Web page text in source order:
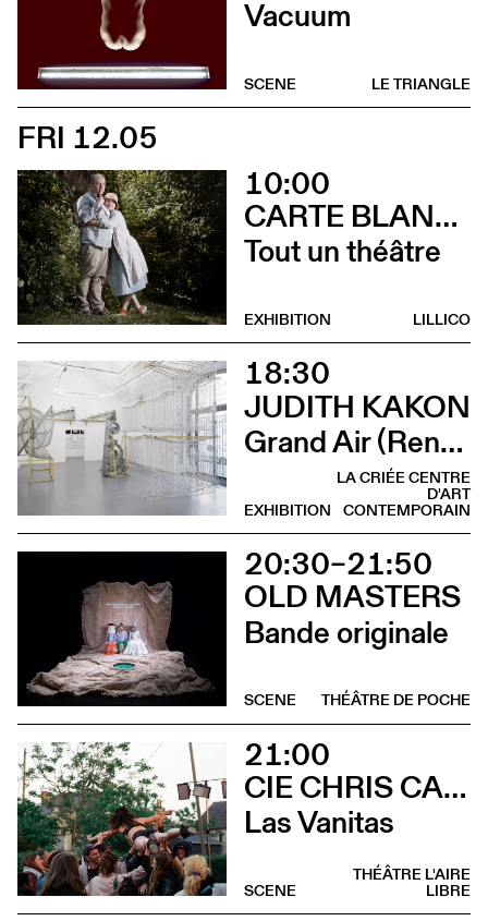
Vacuum
LE TRIANGLE
SCENE
FRI 12.05
10:00
CARTE BLANCHE À ALBERTINE & GERMANO ZULLO
Tout un théâtre
LILLICO
EXHIBITION
18:30
JUDITH KAKON
Grand Air (Rencontre avec Judith Kakon et les commissaires de l’exposition)
LA CRIÉE CENTRE
D'ART
CONTEMPORAIN
EXHIBITION
20:30–21:50
OLD MASTERS
Bande originale
THÉÂTRE DE POCHE
SCENE
21:00
CIE CHRIS CADILLAC / MARION DUVAL & FLORIAN LEDUC
Las Vanitas
THÉÂTRE L'AIRE
LIBRE
SCENE